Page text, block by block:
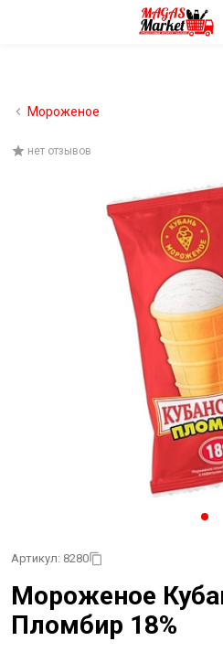
Мороженое
нет отзывов
Артикул: 8280
Мороженое
Пломбир 18%